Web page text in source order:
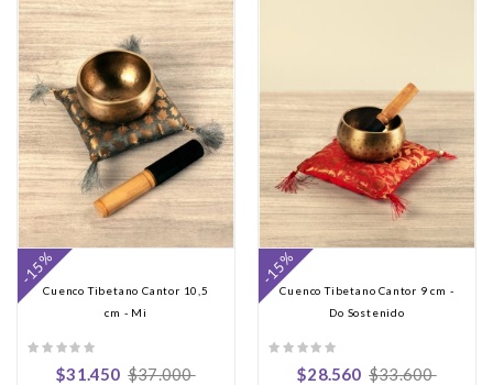
Cuenco Tibetano Cantor 10,5
cm - Mi
$31.450 $37.000
-15%
Cuenco Tibetano Cantor 9 cm -
Do Sostenido
$28.560 $33.600
-15%